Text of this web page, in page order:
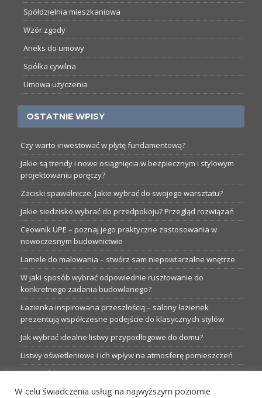
Spółdzielnia mieszkaniowa
Wzór zgody
Aneks do umowy
Spółka cywilna
Umowa użyczenia
OSTATNIE WPISY
Czy warto inwestować w płytę fundamentową?
Jakie są trendy i nowe osiągnięcia w bezpiecznym i stylowym
projektowaniu poręczy?
Zaciski spawalnicze. Jakie wybrać do swojego warsztatu?
Jakie siedzisko wybrać do przedpokoju? Przegląd rozwiązań
Ceownik UPE – poznaj jego praktyczne zastosowania w
nowoczesnym budownictwie
Lamele do malowania – stwórz sam niepowtarzalne wnętrze
W jaki sposób wybrać odpowiednie rusztowanie do
konkretnego zadania budowlanego?
Łazienka inspirowana przeszłością – salony łazienek
prezentują współczesne podejście do klasycznych stylów
Jak wybrać idealne listwy przypodłogowe do domu?
Listwy oświetleniowe i ich wpływ na atmosferę pomieszczeń
Garaże blaszane: Nieocenione magazyny podczas budowy
Profesjonalne hurtownie dla każdego budowlańca i instalatora
W celu świadczenia usług na najwyższym poziomie